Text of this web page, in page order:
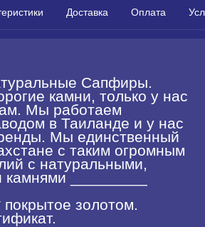
Доставка Оплата
Сапфиры.
камни, только у нас
Мы работаем
в Таиланде и у нас
Мы единственный
с таким огромным
с натуральными,
_________
золотом.